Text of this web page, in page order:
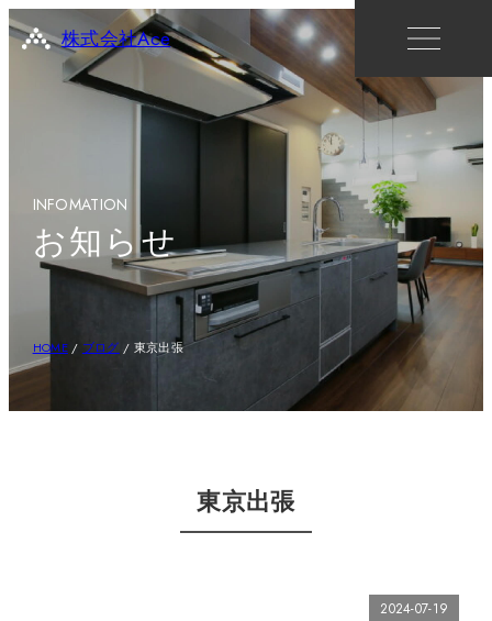
株式会社Ace
INFOMATION
お知らせ
HOME/ ブログ / 東京出張
東京出張
2024-07-19